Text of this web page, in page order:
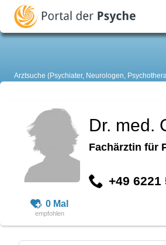
Arztsuche (Psychiater, Neurologen,
0 Mal
Dr. med.
Fachärztin für
+49 6221